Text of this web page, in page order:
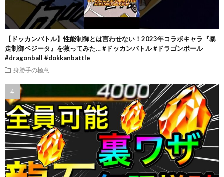
【ドッカンバトル】性能制御とは言わせない！2023年コラボキャラ『暴
走制御ベジータ』を救ってみた… #ドッカンバトル #ドラゴンボール
#dragonball #dokkanbattle
身勝手の極意